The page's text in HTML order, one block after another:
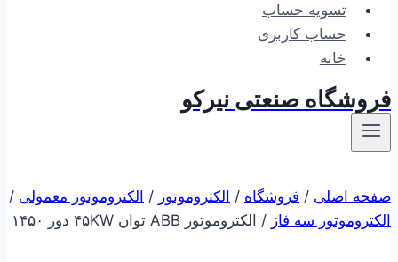
تسویه حساب
حساب کاربری
خانه
فروشگاه صنعتی نیرکو
صفحه اصلی / فروشگاه / الکتروموتور / الکتروموتور معمولی /
الکتروموتور سه فاز / الکتروموتور ABB توان ۴۵KW دور ۱۴۵۰